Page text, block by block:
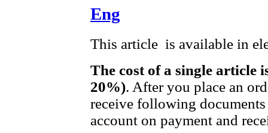
Eng
This article is available in
The cost of a single article
20%). After you place an
receive following
account on payment and